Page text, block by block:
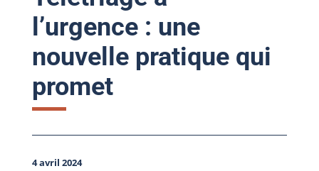
l’urgence : une
nouvelle pratique qui
promet
4 avril 2024